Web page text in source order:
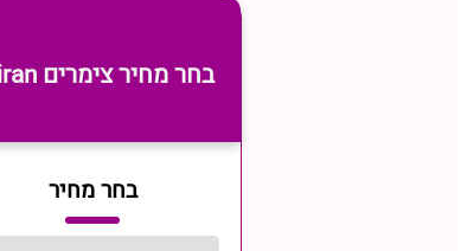
בחר מחיר צימרים shiran
בחר מחיר